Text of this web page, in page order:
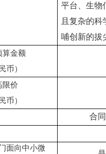
平台、生物
且复杂的
哺创新的拔
算金额
币）
限价
币）
合
面向中小微